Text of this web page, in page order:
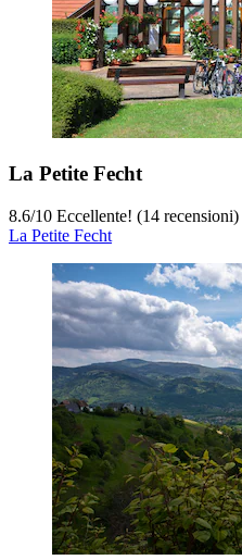
La Petite Fecht
8.6/10 Eccellente! (14 recensioni)
La Petite Fecht